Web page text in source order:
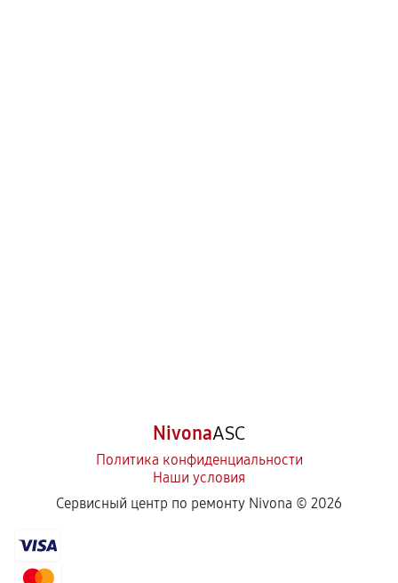
NivonaASC
Политика конфиденциальности
Наши условия
Сервисный центр по ремонту Nivona © 2026